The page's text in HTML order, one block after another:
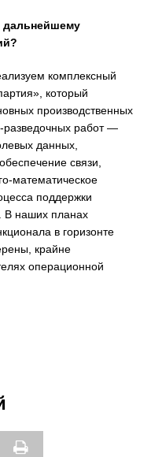
дальнейшему
комплексный
который
производственных
разведочных работ —
данных,
связи,
математическое
поддержки
В наших планах
в горизонте
крайне
операционной